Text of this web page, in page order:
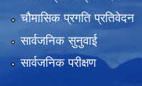
चौमासिक प्रगति प्रतिवेदन
सार्वजनिक सुनुवाई
सार्वजनिक परीक्षण